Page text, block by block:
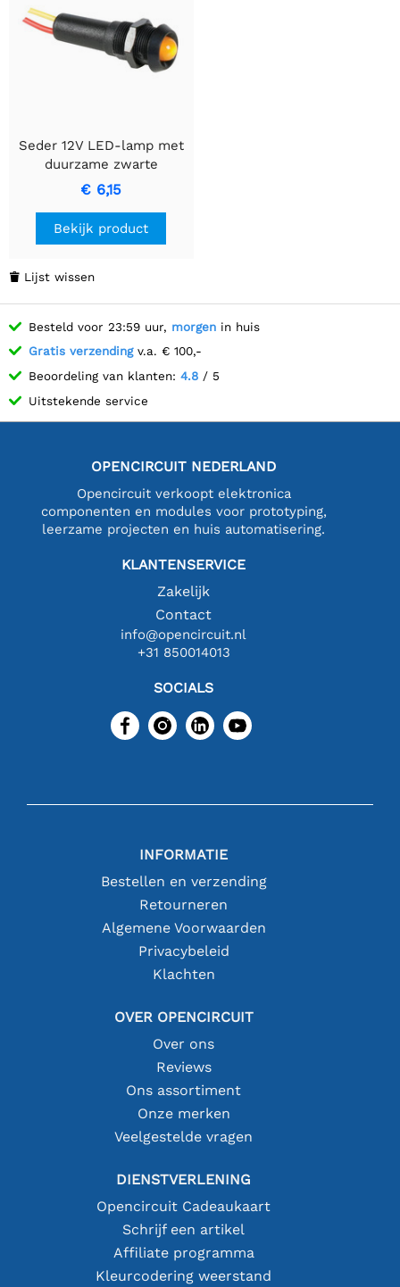
Seder 12V LED-lamp met
duurzame zwarte
behuizing en levendige
gele tint
€ 6,15
Bekijk product
 Lijst wissen
Besteld voor 23:59 uur, morgen in huis
Gratis verzendingv.a. € 100,-
Beoordeling van klanten: 4.8 / 5
Uitstekende service
OPENCIRCUIT NEDERLAND
Opencircuit verkoopt elektronica
componenten en modules voor prototyping,
leerzame projecten en huis automatisering.
KLANTENSERVICE
Zakelijk
Contact
info@opencircuit.nl
+31 850014013
SOCIALS
INFORMATIE
Bestellen en verzending
Retourneren
Algemene Voorwaarden
Privacybeleid
Klachten
OVER OPENCIRCUIT
Over ons
Reviews
Ons assortiment
Onze merken
Veelgestelde vragen
DIENSTVERLENING
Opencircuit Cadeaukaart
Schrijf een artikel
Affiliate programma
Kleurcodering weerstand